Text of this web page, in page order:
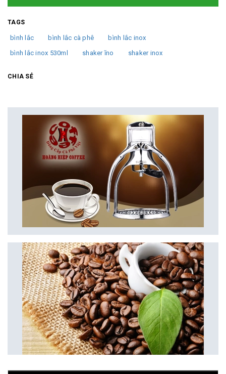
TAGS
bình lắc bình lắc cà phê
bình lắc inox
bình lắc inox 530ml
shaker ĩno shaker inox
CHIA SẺ